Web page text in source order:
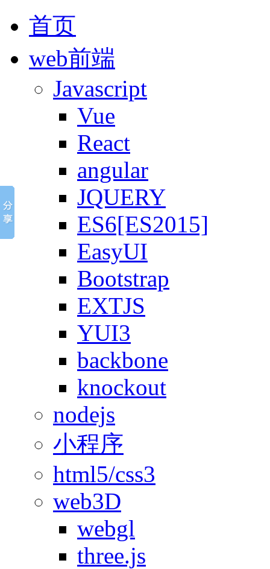
首页
web前端
Javascript
Vue
React
angular
JQUERY
ES6[ES2015]
EasyUI
Bootstrap
EXTJS
YUI3
backbone
knockout
nodejs
小程序
html5/css3
web3D
webgl
three.js